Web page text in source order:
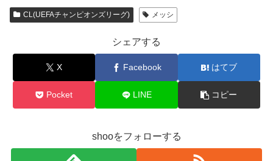
CL(UEFAチャンピオンズリーグ) メッシ
シェアする
X Facebook はてブ
Pocket LINE コピー
shooをフォローする